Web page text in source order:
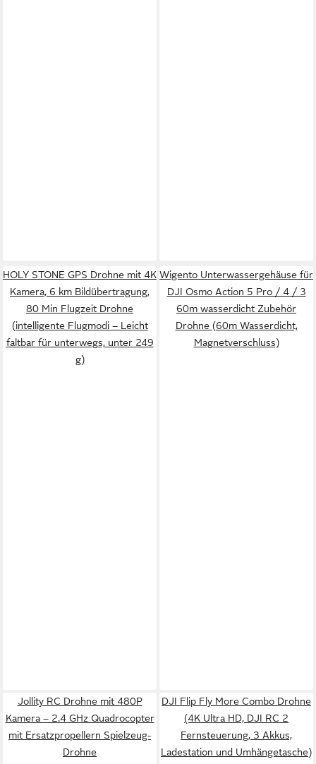
HOLY STONE GPS Drohne mit 4K
Kamera, 6 km Bildübertragung,
80 Min Flugzeit Drohne
(intelligente Flugmodi – Leicht
faltbar für unterwegs, unter 249
g)
Wigento Unterwassergehäuse für
DJI Osmo Action 5 Pro / 4 / 3
60m wasserdicht Zubehör
Drohne (60m Wasserdicht,
Magnetverschluss)
Jollity RC Drohne mit 480P
Kamera – 2.4 GHz Quadrocopter
mit Ersatzpropellern Spielzeug-
Drohne
DJI Flip Fly More Combo Drohne
(4K Ultra HD, DJI RC 2
Fernsteuerung, 3 Akkus,
Ladestation und Umhängetasche)